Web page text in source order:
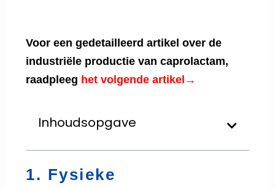
Voor een gedetailleerd artikel over de
industriële productie van caprolactam,
raadpleeg het volgende artikel→
Inhoudsopgave
1. Fysieke